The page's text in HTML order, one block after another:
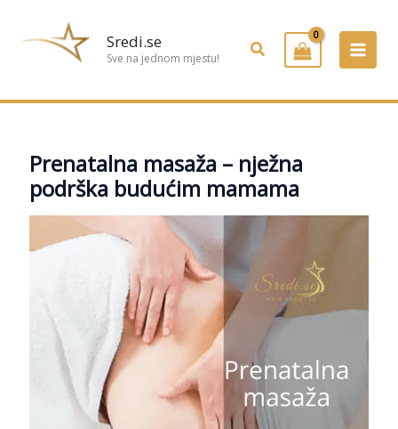
Sredi.se
Sve na jednom mjestu! Pretraživanje
Prenatalna masaža – nježna
podrška budućim mamama